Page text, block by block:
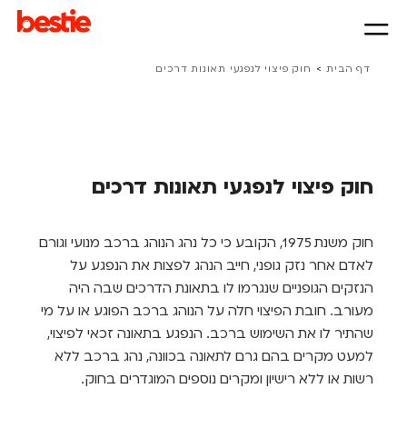
דף הבית > חוק פיצוי לנפגעי תאונות דרכים
חוק פיצוי לנפגעי תאונות דרכים
חוק משנת 1975, הקובע כי כל נהג הנוהג ברכב מנועי וגורם
לאדם אחר נזק גופני, חייב הנהג לפצות את הנפגע על
הנזקים הגופניים שנגרמו לו בתאונת הדרכים שבה היה
מעורב. חובת הפיצוי חלה על הנוהג ברכב הפוגע או על מי
שהתיר לו את השימוש ברכב. הנפגע בתאונה זכאי לפיצוי,
למעט מקרים בהם גרם לתאונה בכוונה, נהג ברכב ללא
רשות או ללא רישיון ומקרים נוספים המוגדרים בחוק.